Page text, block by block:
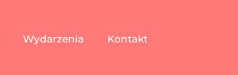
Wydarzenia Kontakt